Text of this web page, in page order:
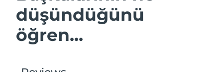
düşündüğünü
öğren...